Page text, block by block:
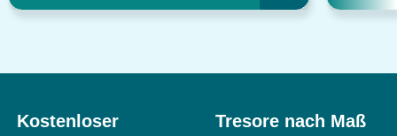
Kostenloser
Tresore nach Maß